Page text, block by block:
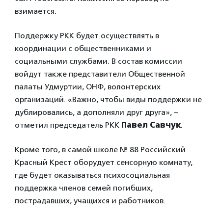
взимается.
Поддержку РКК будет осуществлять в
координации с общественниками и
социальными службами. В состав комиссии
войдут также представители Общественной
палаты Удмуртии, ОНФ, волонтерских
организаций. «Важно, чтобы виды поддержки не
дублировались, а дополняли друг друга», –
отметил председатель РКК Павел Савчук.
Кроме того, в самой школе № 88 Российский
Красный Крест оборудует сенсорную комнату,
где будет оказываться психосоциальная
поддержка членов семей погибших,
пострадавших, учащихся и работников.